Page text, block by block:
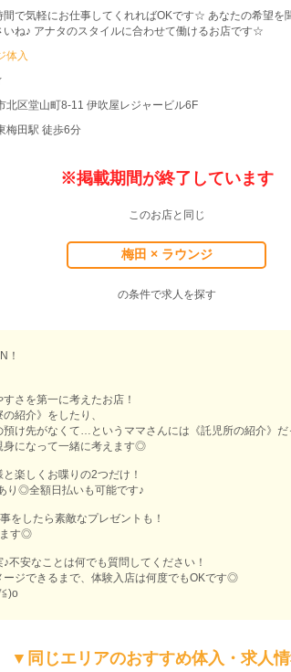
間で気軽にお仕事してくれればOKです☆ あなたの希望を
いね♪ アナタのスタイルに合わせて働けるお店です☆
体入
北区堂山町8-11 伊吹屋レジャービル6F
梅田駅 徒歩6分
※掲載期間が終了しています
このお店と同じ
梅田 × ラウンジ
の条件で求人を探す
！
さを第一に考えたお店！
紹介》をしたり、
け先がなくて…というママさんには《託児所の紹介》だ
身になって一緒に考えます◎
楽しくお喋りの2つだけ！
◎全額日払いも可能です♪
をしたら素敵なプレゼントも！
ます◎
不安なことは何でも質問してください！
ジできるまで、体験入店は何度でもOKです◎
▼同じエリアのおすすめ体入・求人